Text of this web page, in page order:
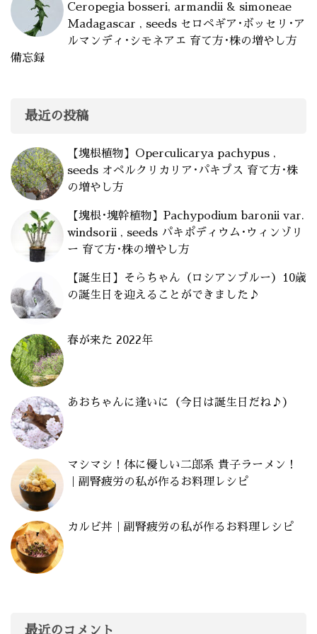
Ceropegia bosseri, armandii & simoneae
Madagascar , seeds セロペギア･ボッセリ･ア
ルマンディ･シモネアエ 育て方･株の増やし方
備忘録
最近の投稿
【塊根植物】Operculicarya pachypus ,
seeds オペルクリカリア･パキプス 育て方･株
の増やし方
【塊根･塊幹植物】Pachypodium baronii var.
windsorii , seeds パキポディウム･ウィンゾリ
ー 育て方･株の増やし方
【誕生日】そらちゃん（ロシアンブルー）10歳
の誕生日を迎えることができました♪
春が来た 2022年
あおちゃんに逢いに（今日は誕生日だね♪）
マシマシ！体に優しい二郎系 貴子ラーメン！
｜副腎疲労の私が作るお料理レシピ
カルビ丼｜副腎疲労の私が作るお料理レシピ
最近のコメント